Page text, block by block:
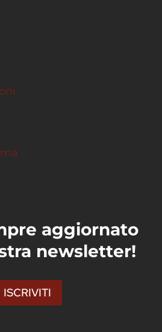
aggiornato
newsletter!
ISCRIVITI